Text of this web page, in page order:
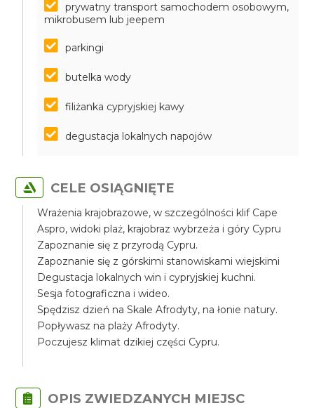
prywatny transport samochodem osobowym,
mikrobusem lub jeepem
parkingi
butelka wody
filiżanka cypryjskiej kawy
degustacja lokalnych napojów
CELE OSIĄGNIĘTE
Wrażenia krajobrazowe, w szczególności klif Cape
Aspro, widoki plaż, krajobraz wybrzeża i góry Cypru
Zapoznanie się z przyrodą Cypru.
Zapoznanie się z górskimi stanowiskami wiejskimi
Degustacja lokalnych win i cypryjskiej kuchni.
Sesja fotograficzna i wideo.
Spędzisz dzień na Skale Afrodyty, na łonie natury.
Popływasz na plaży Afrodyty.
Poczujesz klimat dzikiej części Cypru.
OPIS ZWIEDZANYCH MIEJSC